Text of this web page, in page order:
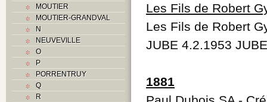
MOUTIER
MOUTIER-GRANDVAL
N
NEUVEVILLE
O
P
PORRENTRUY
Q
R
Les Fils de Robert
Les Fils de Robert
JUBE 4.2.1953
1881